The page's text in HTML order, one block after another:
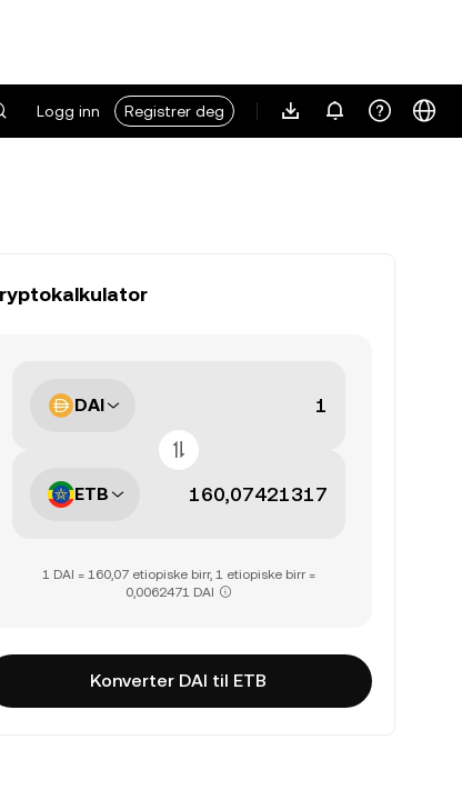
Logg inn Registrer deg
DAI
ETB
1 DAI = 160,07 etiopiske birr, 1 etiopiske birr =
0,0062471 DAI
Konverter DAI til ETB